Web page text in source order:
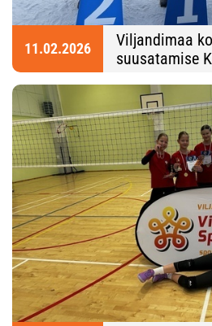
11.02.2026
Viljandimaa
suusatamise